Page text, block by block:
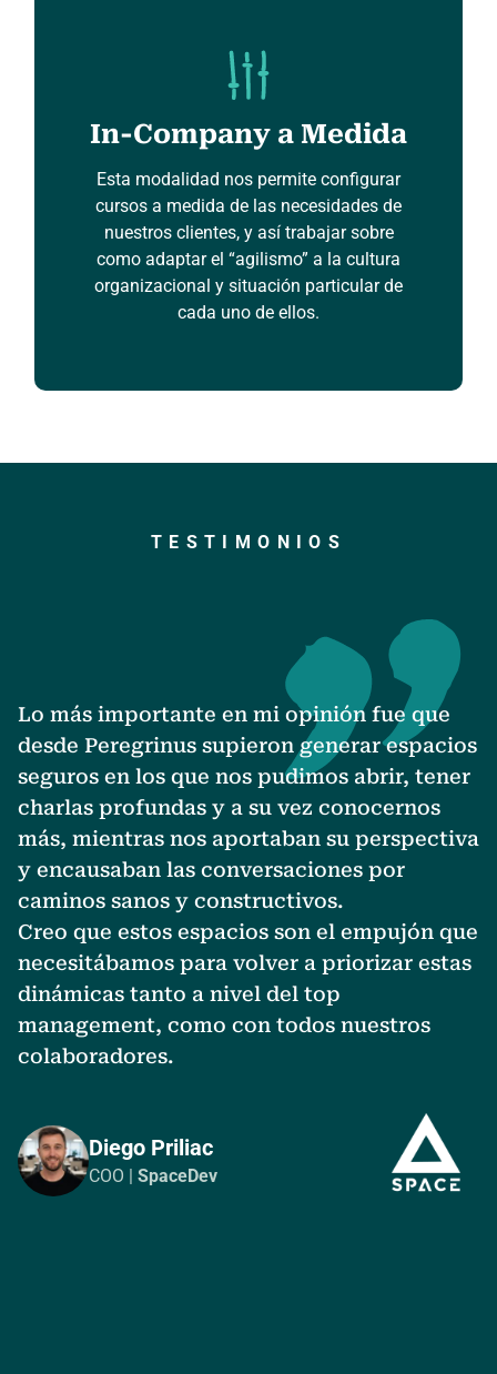
In-Company a Medida
Esta modalidad nos permite configurar
cursos a medida de las necesidades de
nuestros clientes, y así trabajar sobre
como adaptar el “agilismo” a la cultura
organizacional y situación particular de
cada uno de ellos.
TESTIMONIOS
Lo más importante en mi opinión fue que
desde Peregrinus supieron generar espacios
seguros en los que nos pudimos abrir, tener
charlas profundas y a su vez conocernos
más, mientras nos aportaban su perspectiva
y encausaban las conversaciones por
caminos sanos y constructivos.
Creo que estos espacios son el empujón que
necesitábamos para volver a priorizar estas
dinámicas tanto a nivel del top
management, como con todos nuestros
colaboradores.
Diego Priliac
COO | SpaceDev